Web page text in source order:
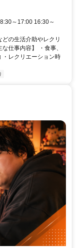
～17:00 16:30～
の生活介助やレクリ
仕事内容】 ・食事、
・レクリエーション時